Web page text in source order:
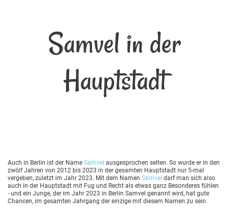
Samvel in der
Hauptstadt
Auch in Berlin ist der Name Samvel ausgesprochen selten. So wurde er in den
zwölf Jahren von 2012 bis 2023 in der gesamten Hauptstadt nur 5-mal
vergeben, zuletzt im Jahr 2023. Mit dem Namen Samvel darf man sich also
auch in der Hauptstadt mit Fug und Recht als etwas ganz Besonderes fühlen
- und ein Junge, der im Jahr 2023 in Berlin Samvel genannt wird, hat gute
Chancen, im gesamten Jahrgang der einzige mit diesem Namen zu sein.